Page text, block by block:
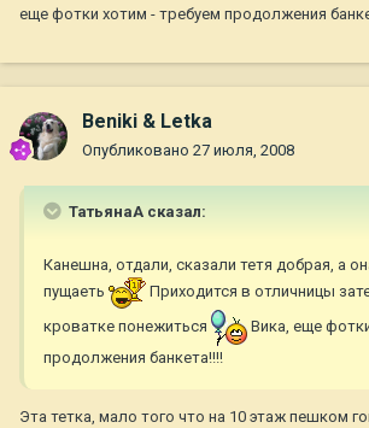
еще фотки хотим - требуем продолжения
Beniki & Letka
Опубликовано 27 июля, 2008
ТатьянаА сказал:
Канешна, отдали, сказали тетя добрая, а
пущаеть
Приходится в отличницы
кроватке понежиться
Вика, еще
продолжения банкета!!!!
Эта тетка, мало того что на 10 этаж пешком